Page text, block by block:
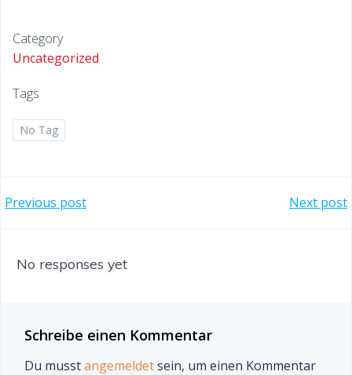
Category
Uncategorized
Tags
No Tag
Beitragsnavigation
Previous post Next post
No responses yet
Schreibe einen Kommentar
Du musstangemeldetsein, um einen Kommentar